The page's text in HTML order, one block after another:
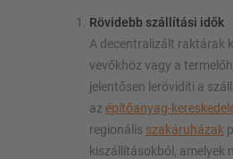
Rövidebb szállítási idők
A decentralizált raktárak
vevőkhöz vagy a
jelentősen lerövidíti a
az építőanyag-
regionális szakáruházak
kiszállításokból, amelyek